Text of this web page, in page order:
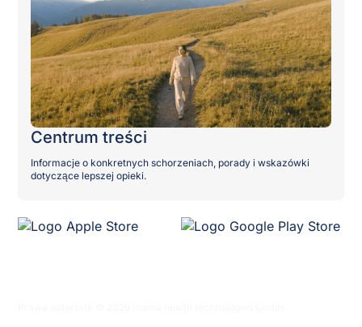
Centrum treści
Informacje o konkretnych schorzeniach, porady i wskazówki
dotyczące lepszej opieki.